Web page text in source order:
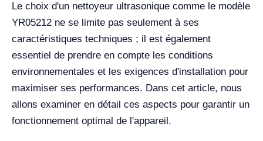
Le choix d'un nettoyeur ultrasonique comme le modèle
YR05212 ne se limite pas seulement à ses
caractéristiques techniques ; il est également
essentiel de prendre en compte les conditions
environnementales et les exigences d'installation pour
maximiser ses performances. Dans cet article, nous
allons examiner en détail ces aspects pour garantir un
fonctionnement optimal de l'appareil.